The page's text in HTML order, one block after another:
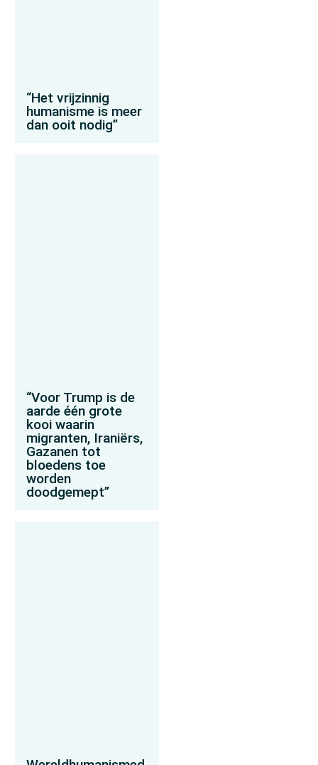
“Het vrijzinnig
humanisme is meer
dan ooit nodig”
“Voor Trump is de
aarde één grote
kooi waarin
migranten, Iraniërs,
Gazanen tot
bloedens toe
worden
doodgemept”